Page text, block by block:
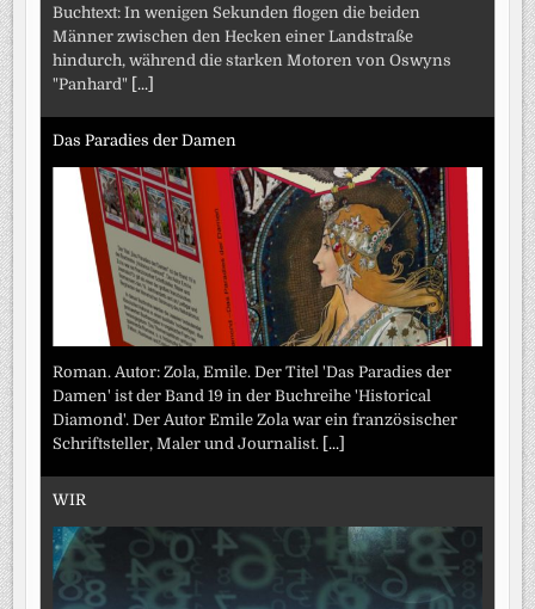
Buchtext: In wenigen Sekunden flogen die beiden
Männer zwischen den Hecken einer Landstraße
hindurch, während die starken Motoren von Oswyns
"Panhard" [...]
Das Paradies der Damen
Roman. Autor: Zola, Emile. Der Titel 'Das Paradies der
Damen' ist der Band 19 in der Buchreihe 'Historical
Diamond'. Der Autor Emile Zola war ein französischer
Schriftsteller, Maler und Journalist. [...]
WIR